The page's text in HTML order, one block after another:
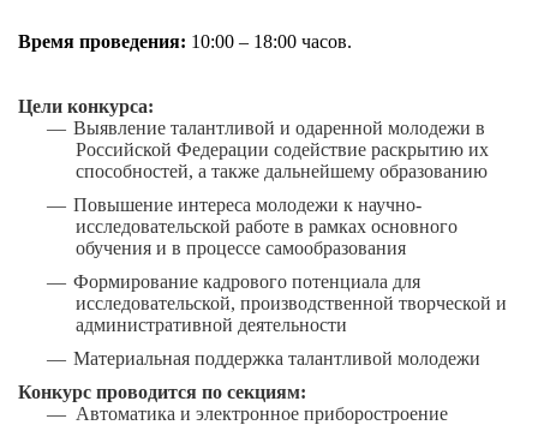
Время проведения: 10:00 – 18:00 часов.
Цели конкурса:
— Выявление талантливой и одаренной молодежи в
Российской Федерации содействие раскрытию их
способностей, а также дальнейшему образованию
— Повышение интереса молодежи к научно-
исследовательской работе в рамках основного
обучения и в процессе самообразования
— Формирование кадрового потенциала для
исследовательской, производственной творческой и
административной деятельности
— Материальная поддержка талантливой молодежи
Конкурс проводится по секциям:
— Автоматика и электронное приборостроение